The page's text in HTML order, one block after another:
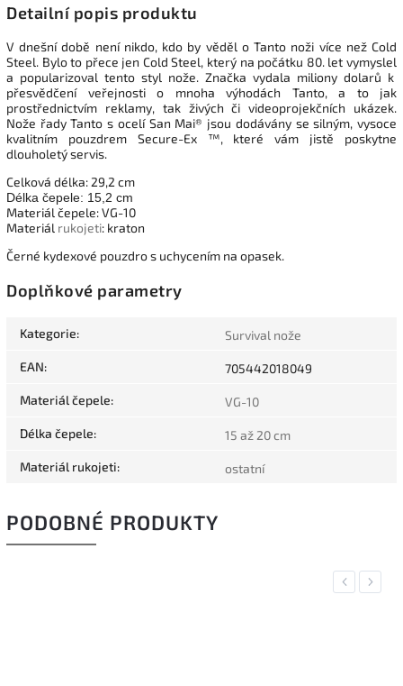
Detailní popis produktu
V dnešní době není nikdo, kdo by věděl o Tanto noži více než Cold
Steel. Bylo to přece jen Cold Steel, který na počátku 80. let vymyslel
a popularizoval tento styl nože. Značka vydala miliony dolarů k
přesvědčení veřejnosti o mnoha výhodách Tanto, a to jak
prostřednictvím reklamy, tak živých či videoprojekčních ukázek.
Nože řady Tanto s ocelí San Mai® jsou dodávány se silným, vysoce
kvalitním pouzdrem Secure-Ex ™, které vám jistě poskytne
dlouholetý servis.
Celková délka: 29,2 cm
Délka čepele: 15,2 cm
Materiál čepele: VG-10
Materiál rukojeti: kraton
Černé kydexové pouzdro s uchycením na opasek.
Doplňkové parametry
Kategorie: Survival nože
EAN: 705442018049
Materiál čepele: VG-10
Délka čepele: 15 až 20 cm
Materiál rukojeti: ostatní
PODOBNÉ PRODUKTY
Previous
Next